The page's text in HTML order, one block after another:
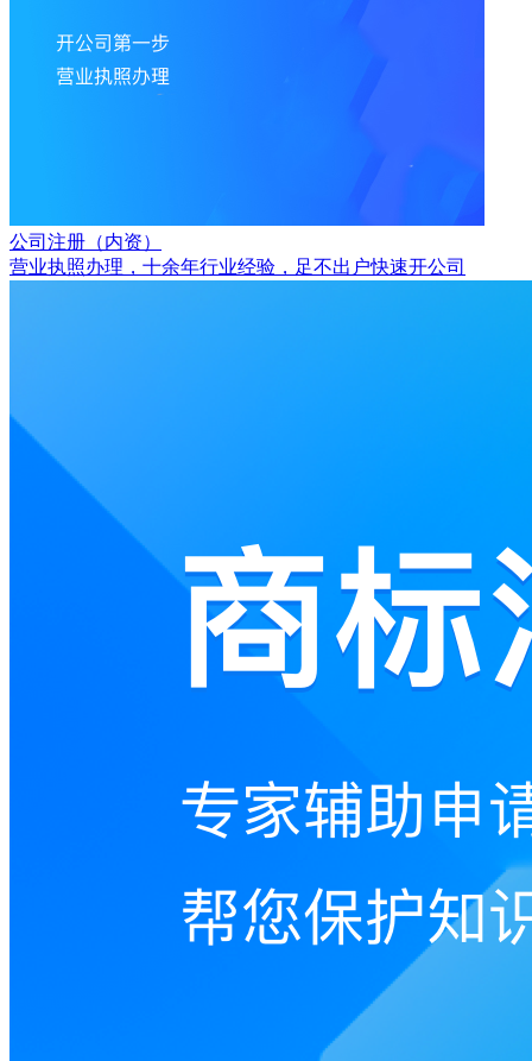
公司注册（内资）
营业执照办理，十余年行业经验，足不出户快速开公司